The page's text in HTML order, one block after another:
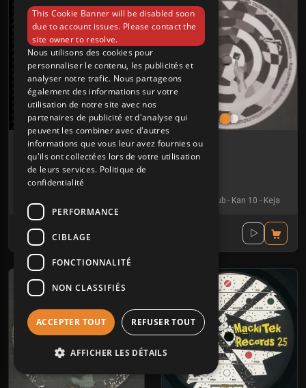
Mackitek Records 23
MACKITEK RECORDS
Tribe
17.30€TTC
3672 1 13
Acid Up Dub - Kan 10 - Keja
This Cookie Banner will be disabled soon
due to account issues. Please contact the
site owner to resolve.
Nous utilisons des cookies pour
personnaliser le contenu, les publicités et
analyser notre trafic. Nous partageons
également des informations sur votre
utilisation de notre site avec nos
partenaires de publicité et d'analyse qui
peuvent les combiner avec d'autres
informations que vous leur avez fournies ou
qu'ils ont collectées lors de votre utilisation
de leurs services. Politique de
confidentialité
PERFORMANCE
CIBLAGE
FONCTIONNALITÉ
NON CLASSIFIÉS
ACCEPTER TOUT REFUSER TOUT
AFFICHER LES DÉTAILS